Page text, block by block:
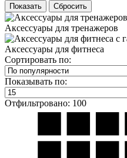
Аксессуары для тренажеров
Аксессуары для фитнеса
Сортировать по:
Показывать по:
Отфильтровано: 100